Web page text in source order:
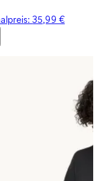
35,99 €